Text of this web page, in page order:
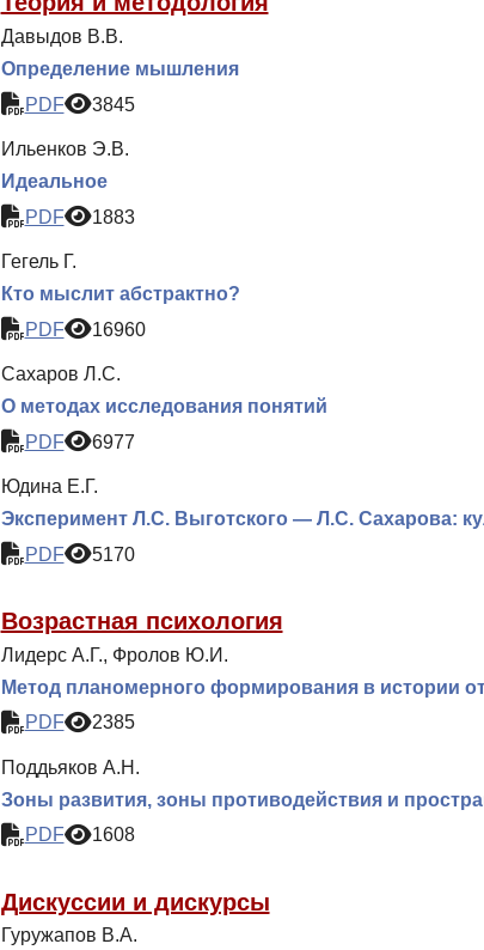
Давыдов В.В.
Определение мышления
PDF
3845
Ильенков Э.В.
Идеальное
PDF
1883
Гегель Г.
Кто мыслит абстрактно?
PDF
16960
Сахаров Л.С.
О методах исследования понятий
PDF
6977
Юдина Е.Г.
Эксперимент Л.С. Выготского — Л.С. Сахарова:
PDF
5170
Возрастная психология
Лидерс А.Г., Фролов Ю.И.
Метод планомерного формирования в истории
PDF
2385
Поддьяков А.Н.
Зоны развития, зоны противодействия и
PDF
1608
Дискуссии и дискурсы
Гуружапов В.А.